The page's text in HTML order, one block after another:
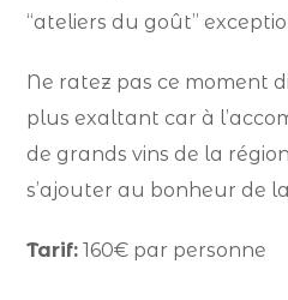
“ateliers du goût”
Ne ratez pas ce moment
plus exaltant car à
de grands vins de la
s’ajouter au bonheur de
Tarif: 160€ par personne